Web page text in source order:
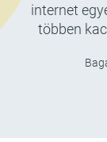
internet
többen